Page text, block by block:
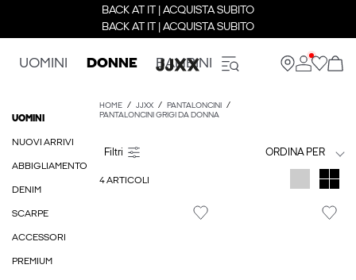
BACK AT IT | ACQUISTA SUBITO
BACK AT IT | ACQUISTA SUBITO
UOMINI DONNE BAMBINI
UOMINI
NUOVI ARRIVI
ABBIGLIAMENTO
DENIM
SCARPE
ACCESSORI
PREMIUM
HOME JJXX
PANTALONCINI
PANTALONCINI GRIGI DA DONNA
ORDINA PER
4 ARTICOLI